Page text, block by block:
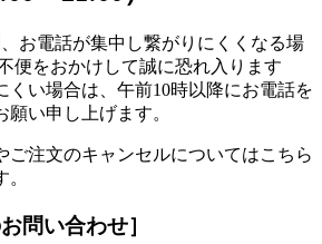
お電話が集中し繋がりにくくなる場
便をおかけして誠に恐れ入ります
くい場合は、午前10時以降にお電話を
い申し上げます。
注文のキャンセルについてはこちら
問い合わせ］